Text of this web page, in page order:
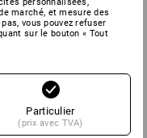
marché, et mesure des
vous pouvez refuser
sur le bouton « Tout
Particulier
(prix avec TVA)